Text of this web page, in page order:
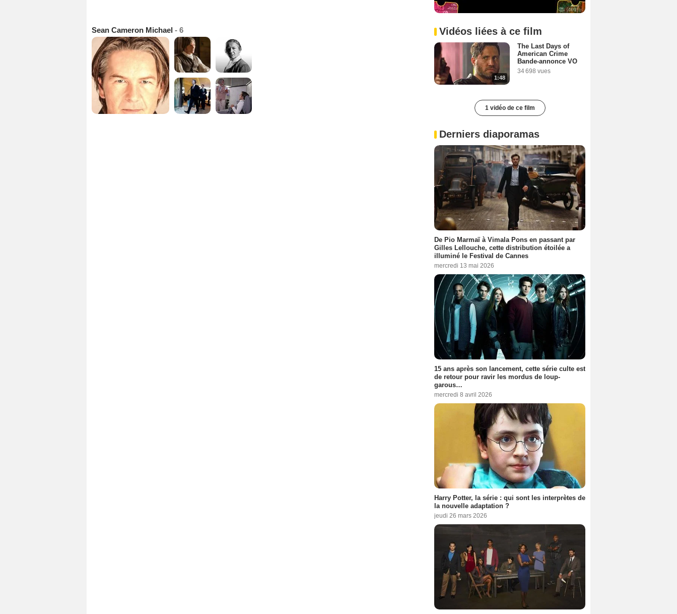
Sean Cameron Michael - 6 Vidéos liées à ce film
1:48
The Last Days of
American Crime
Bande-annonce VO
34 698 vues
1 vidéo de ce film
Derniers diaporamas
De Pio Marmaï à Vimala Pons en passant par
Gilles Lellouche, cette distribution étoilée a
illuminé le Festival de Cannes
mercredi 13 mai 2026
15 ans après son lancement, cette série culte est
de retour pour ravir les mordus de loup-
garous…
mercredi 8 avril 2026
Harry Potter, la série : qui sont les interprètes de
la nouvelle adaptation ?
jeudi 26 mars 2026